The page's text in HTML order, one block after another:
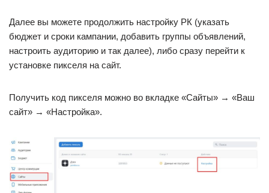
Далее вы можете продолжить настройку РК (указать
бюджет и сроки кампании, добавить группы объявлений,
настроить аудиторию и так далее), либо сразу перейти к
установке пикселя на сайт.
Получить код пикселя можно во вкладке «Сайты» → «Ваш
сайт» → «Настройка».